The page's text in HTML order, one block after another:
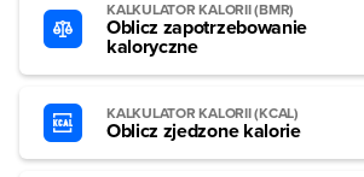
KALKULATOR KALORII (BMR)
Oblicz zapotrzebowanie
kaloryczne
KALKULATOR KALORII (KCAL)
Oblicz zjedzone kalorie